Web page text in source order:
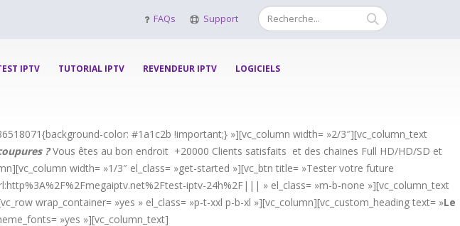
FAQs Support
IPTV TUTORIAL IPTV REVENDEUR IPTV LOGICIELS
color: #1a1c2b !important;} »][vc_column width= »2/3″][vc_column_text
?Vous êtes au bon endroit +20000 Clients satisfaits et des chaines Full HD/HD/SD et
width= »1/3″ el_class= »get-started »][vc_btn title= »Tester votre future
iptv-24h%2F||| » el_class= »m-b-none »][vc_column_text
wrap_container= »yes » el_class= »p-t-xxl p-b-xl »][vc_column][vc_custom_heading text= »Le
»yes »][vc_column_text]